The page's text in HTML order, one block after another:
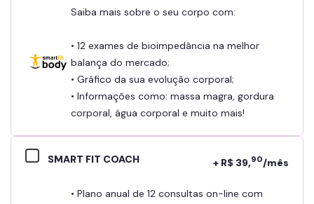
Saiba mais sobre o seu corpo com:
• 12 exames de bioimpedância na melhor
balança do mercado;
• Gráfico da sua evolução corporal;
• Informações como: massa magra, gordura
corporal, água corporal e muito mais!
SMART FIT COACH + R$ 39,90/mês
• Plano anual de 12 consultas on-line com